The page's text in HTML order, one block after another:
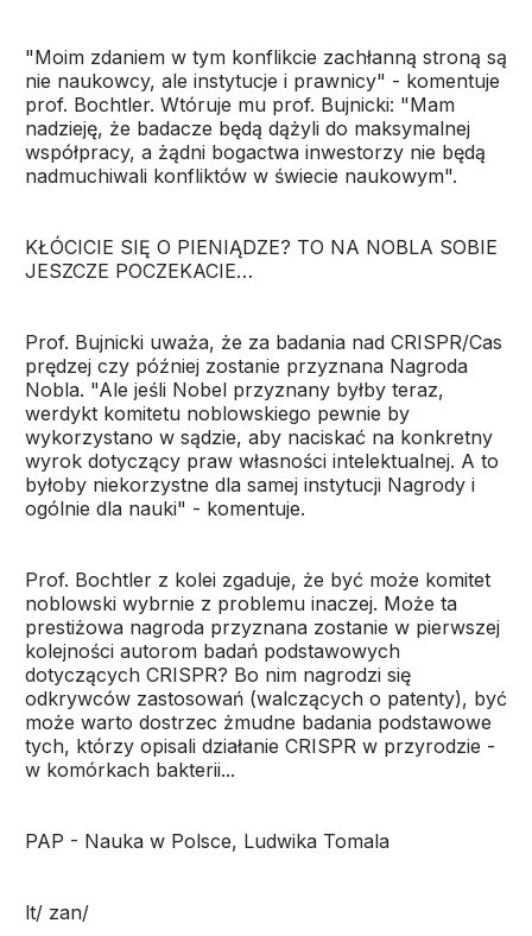
"Moim zdaniem w tym konflikcie zachłanną stroną są
nie naukowcy, ale instytucje i prawnicy" - komentuje
prof. Bochtler. Wtóruje mu prof. Bujnicki: "Mam
nadzieję, że badacze będą dążyli do maksymalnej
współpracy, a żądni bogactwa inwestorzy nie będą
nadmuchiwali konfliktów w świecie naukowym".
KŁÓCICIE SIĘ O PIENIĄDZE? TO NA NOBLA SOBIE
JESZCZE POCZEKACIE…
Prof. Bujnicki uważa, że za badania nad CRISPR/Cas
prędzej czy później zostanie przyznana Nagroda
Nobla. "Ale jeśli Nobel przyznany byłby teraz,
werdykt komitetu noblowskiego pewnie by
wykorzystano w sądzie, aby naciskać na konkretny
wyrok dotyczący praw własności intelektualnej. A to
byłoby niekorzystne dla samej instytucji Nagrody i
ogólnie dla nauki" - komentuje.
Prof. Bochtler z kolei zgaduje, że być może komitet
noblowski wybrnie z problemu inaczej. Może ta
prestiżowa nagroda przyznana zostanie w pierwszej
kolejności autorom badań podstawowych
dotyczących CRISPR? Bo nim nagrodzi się
odkrywców zastosowań (walczących o patenty), być
może warto dostrzec żmudne badania podstawowe
tych, którzy opisali działanie CRISPR w przyrodzie -
w komórkach bakterii...
PAP - Nauka w Polsce, Ludwika Tomala
lt/ zan/